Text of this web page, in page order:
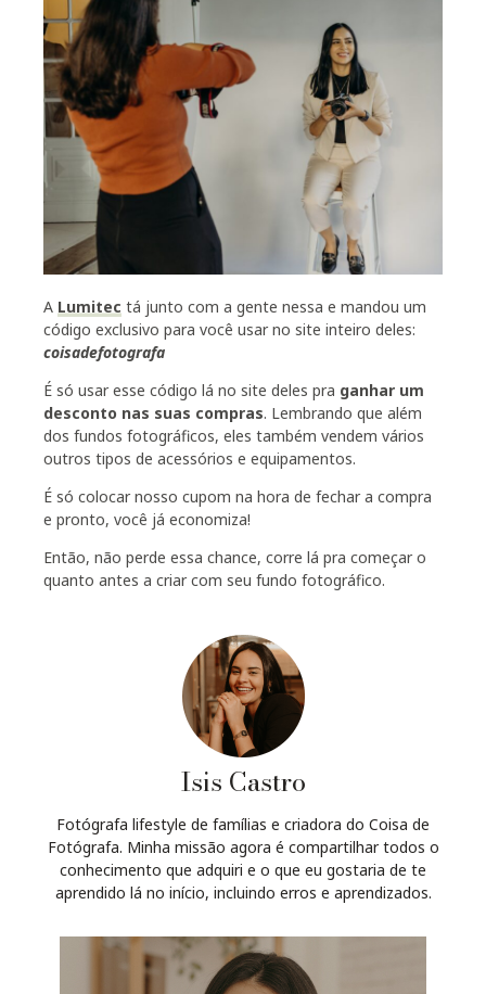
A Lumitec tá junto com a gente nessa e mandou um
código exclusivo para você usar no site inteiro deles:
coisadefotografa
É só usar esse código lá no site deles pra ganhar um
desconto nas suas compras. Lembrando que além
dos fundos fotográficos, eles também vendem vários
outros tipos de acessórios e equipamentos.
É só colocar nosso cupom na hora de fechar a compra
e pronto, você já economiza!
Então, não perde essa chance, corre lá pra começar o
quanto antes a criar com seu fundo fotográfico.
Isis Castro
Fotógrafa lifestyle de famílias e criadora do Coisa de
Fotógrafa. Minha missão agora é compartilhar todos o
conhecimento que adquiri e o que eu gostaria de te
aprendido lá no início, incluindo erros e aprendizados.